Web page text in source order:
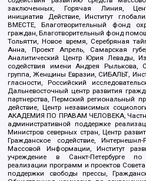
заключенных, Горячая Линия,
инициатив Действие, Институт
ВМЕСТЕ, Благотворительный фонд
граждан, Благотворительный фонд
Тольятти, Новое время, Серебряная
Анна, Проект Апрель, Самарская
Аналитический Центр Юрия Левады,
содействия имени Андрея Рылькова,
группа, Женщины Евразии, СИБАЛЬТ,
гласности, Российский
Дальневосточный центр развития
партнерства, Пермский региональный
действие, Центр независимых
АКАДЕМИЯ ПО ПРАВАМ ЧЕЛОВЕКА,
административной поддержке
Министров северных стран, Центр
Гражданское содействие,
Массовой Информации, Институт
учреждение в Санкт-Петербурге
реализации программ и проектов
поддержки свободы прессы,